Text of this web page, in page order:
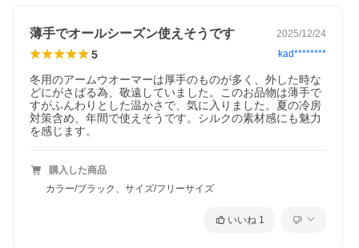
薄手でオールシーズン使えそうです 2025/12/24
5 kad********
冬用のアームウオーマーは厚手のものが多く、外した時な
どにがさばる為、敬遠していました。このお品物は薄手で
すがふんわりとした温かさで、気に入りました。夏の冷房
対策含め、年間で使えそうです。シルクの素材感にも魅力
を感じます。
購入した商品
カラー/ブラック、サイズ/フリーサイズ
いいね 1